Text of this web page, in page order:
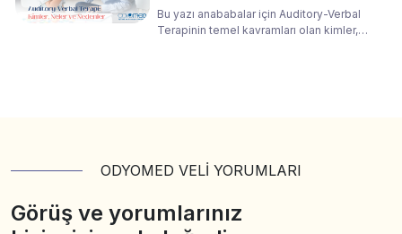
Bu yazı anababalar için Auditory-Verbal
Terapinin temel kavramları olan kimler,
ODYOMED VELİ YORUMLARI
Görüş ve yorumlarınız